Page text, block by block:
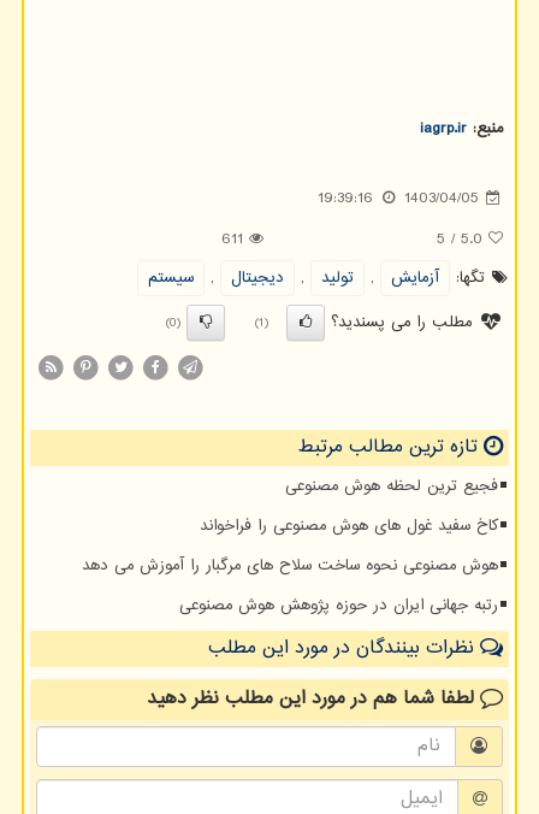
منبع: iagrp.ir
1403/04/05
19:39:16
5.0
/
5
611
تگها:
آزمایش , تولید , دیجیتال ,
سیستم
مطلب را می پسندید؟
(1)
(0)
تازه ترین مطالب مرتبط
فجیع ترین لحظه هوش مصنوعی
کاخ سفید غول های هوش مصنوعی را فراخواند
هوش مصنوعی نحوه ساخت سلاح های مرگبار را آموزش می دهد
رتبه جهانی ایران در حوزه پژوهش هوش مصنوعی
نظرات بینندگان در مورد این مطلب
لطفا شما همدر مورد این مطلبنظر دهید